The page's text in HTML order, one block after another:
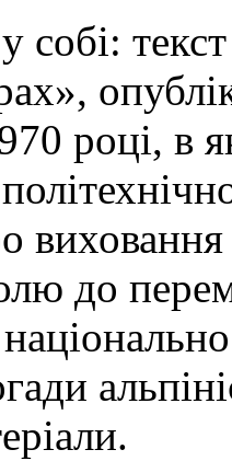
собі:
році, в
до